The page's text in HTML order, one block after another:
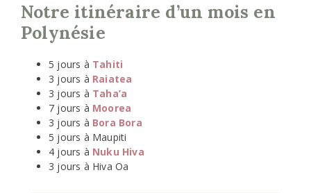
Notre itinéraire d’un mois en
Polynésie
5 jours à Tahiti
3 jours à Raiatea
3 jours à Taha’a
7 jours à Moorea
3 jours à Bora Bora
5 jours à Maupiti
4 jours à Nuku Hiva
3 jours à Hiva Oa